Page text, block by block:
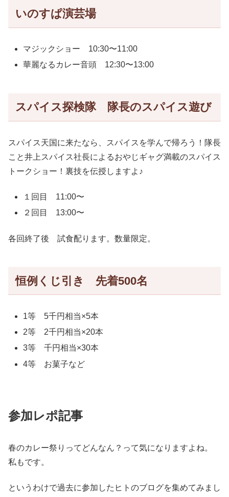
いのすぱ演芸場
マジックショー 10:30〜11:00
華麗なるカレー音頭 12:30〜13:00
スパイス探検隊 隊長のスパイス遊び
スパイス天国に来たなら、スパイスを学んで帰ろう！隊長
こと井上スパイス社長によるおやじギャグ満載のスパイス
トークショー！裏技を伝授しますよ♪
１回目 11:00〜
２回目 13:00〜
各回終了後 試食配ります。数量限定。
恒例くじ引き 先着500名
1等 5千円相当×5本
2等 2千円相当×20本
3等 千円相当×30本
4等 お菓子など
参加レポ記事
春のカレー祭りってどんなん？って気になりますよね。
私もです。
というわけで過去に参加したヒトのブログを集めてみまし